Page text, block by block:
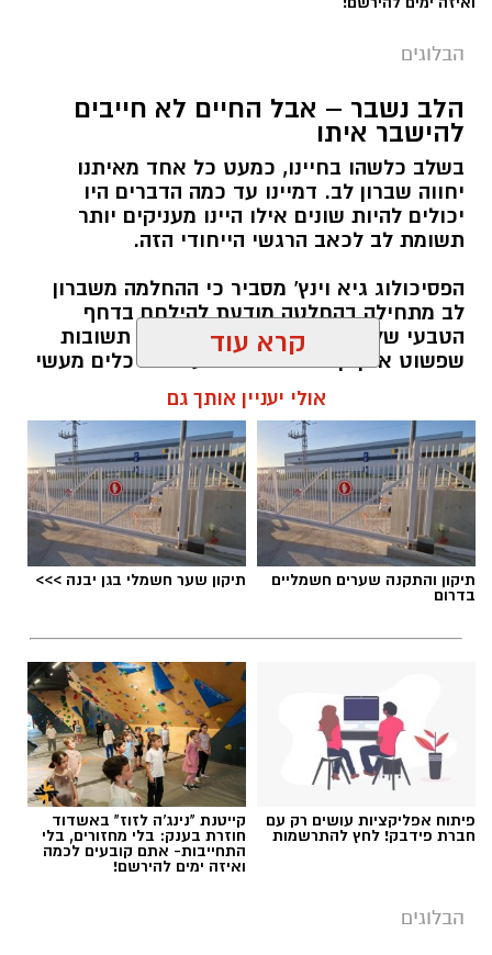
לחצו כאן
יש לכם מידע חשוב שטרם נחשף? צילומים מאירוע
חדשותי? מצאתם טעות בכתבה? נשמח שתשתפו
הבלוגים
הלב נשבר – אבל החיים לא חייבים
להישבר איתו
בשלב כלשהו בחיינו, כמעט כל אחד מאיתנו
יחווה שברון לב. דמיינו עד כמה הדברים היו
יכולים להיות שונים אילו היינו מעניקים יותר
תשומת לב לכאב הרגשי הייחודי הזה.
הפסיכולוג גיא וינץ' מסביר כי ההחלמה משברון
לב מתחילה בהחלטה מודעת להילחם בדחף
הטבעי שלנו לייפות את העבר ולחפש תשובות
שפשוט אינן קיימות. הוא מציע ארגז כלים מעשי
שיעזור לנו, בהדרגה, להשתחרר מהכאב ולהמשיך
הלב שלנו אולי נשבר לפעמים, אבל אנחנו לא
חייבים להישבר יחד איתו.
מערכת האתר / 09:04 23.07.26
קרא עוד
אולי יעניין אותך גם
תיקון והתקנה שערים חשמליים
בדרום
תיקון שער חשמלי בגן יבנה >>>
פיתוח אפליקציות עושים רק עם
חברת פידבק! לחץ להתרשמות
קייטנת "נינג'ה לזוז" באשדוד
חוזרת בענק: בלי מחזורים, בלי
התחייבות- אתם קובעים לכמה
ואיזה ימים להירשם!
הבלוגים